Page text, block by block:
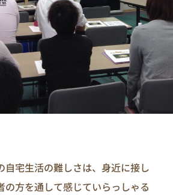
自宅生活の難しさは、身近に接し
の方を通して感じていらっしゃる